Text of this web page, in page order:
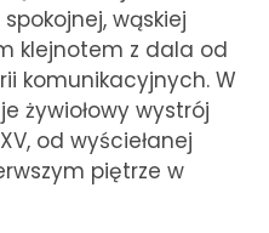
wąskiej
klejnotem z dala od
komunikacyjnych. W
żywiołowy wystrój
od wyściełanej
piętrze w